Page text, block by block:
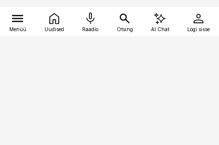
Menüü Uudised Raadio Otsing AI Chat Logi sisse